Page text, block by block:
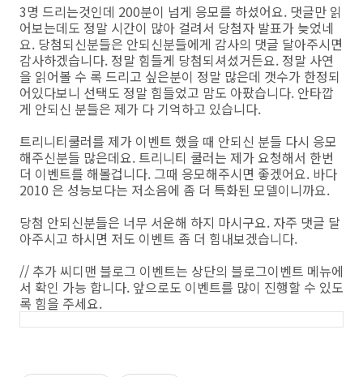
3명 드리는것인데 200분이 넘게 응모를 하셨어요. 댓글만 읽
어보는데도 정말 시간이 많아 걸려서 당첨자 발표가 늦었네
요. 당첨되신분들은 안되신분들에게 감사의 댓글 달아주시면
감사하겠습니다. 정말 힘들게 당첨되셔셨거든요. 정말 사연
을 읽어볼 수 록 드리고 싶은분이 정말 많은데 갯수가 한정되
어있다보니 선택도 정말 힘들었고 맘도 아팠습니다. 안타깝
게 안되신 분들은 제가 다 기억하고 있습니다.
트리니티쿨러를 제가 이벤트 했을 때 안되신 분들 다시 응모
해주신분들 많은데요. 트리니티 쿨러는 제가 요청해서 한번
더 이벤트를 해볼겁니다. 그때 응모해주시면 좋겠어요. 바다
2010 은 성능보다는 저소음에 좀 더 특화된 모델이니까요.
당첨 안되신분들은 너무 서운해 하지 마시구요. 자주 댓글 달
아주시고 하시면 저도 이벤트 좀 더 힘내보겠습니다.
// 추가 씨디맨 블로그 이벤트는 상단의 블로그이벤트 메뉴에
서 확인 가능 합니다. 앞으로도 이벤트를 많이 진행할 수 있도
록 힘을 주세요.